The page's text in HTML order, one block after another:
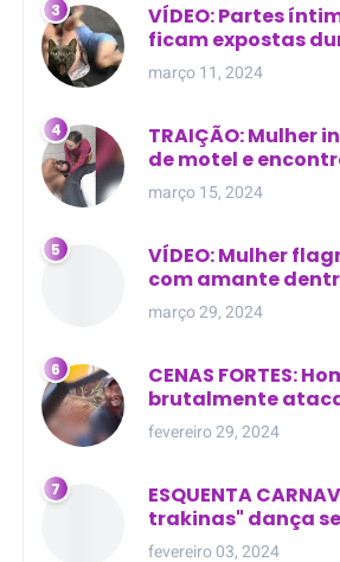
VÍDEO: Partes
ficam expostas
Manaus
março 11, 2024
TRAIÇÃO: Mulher
de motel e
com outra na cama
março 15, 2024
VÍDEO: Mulher
com amante
residência
março 29, 2024
CENAS FORTES:
brutalmente
golpes de facão
fevereiro 29, 2024
ESQUENTA
trakinas" dança
meio da rua na
fevereiro 03, 2024